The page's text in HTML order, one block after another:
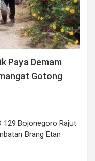
Paya Demam
Gotong
129 Bojonegoro Rajut
Brang Etan